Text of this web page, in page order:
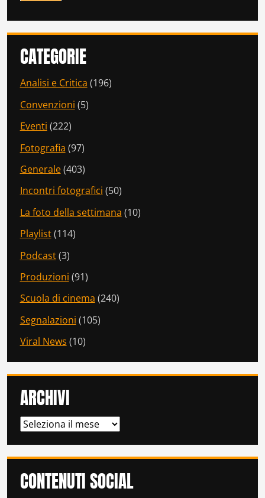
CATEGORIE
Analisi e Critica (196)
Convenzioni (5)
Eventi (222)
Fotografia (97)
Generale(403)
Incontri fotografici (50)
La foto della settimana (10)
Playlist(114)
Podcast(3)
Produzioni (91)
Scuola di cinema (240)
Segnalazioni (105)
Viral News (10)
ARCHIVI
ARCHIVI
CONTENUTI SOCIAL